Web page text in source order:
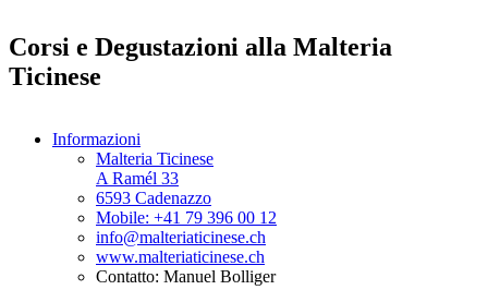
Corsi e Degustazioni alla Malteria
Ticinese
Informazioni
Malteria Ticinese
A Ramél 33
6593 Cadenazzo
Mobile: +41 79 396 00 12
info@malteriaticinese.ch
www.malteriaticinese.ch
Contatto: Manuel Bolliger